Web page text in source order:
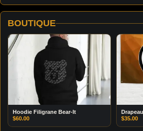
BOUTIQUE
Hoodie Filigrane Bear-It
$60.00
$35.00